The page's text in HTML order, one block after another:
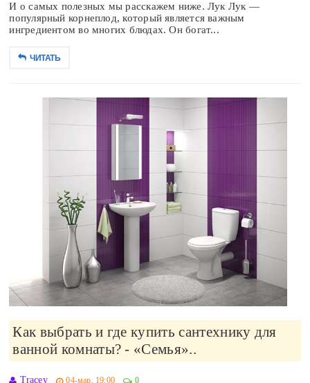
И о самых полезных мы расскажем ниже. Лук Лук —
популярный корнеплод, который является важным
ингредиентом во многих блюдах. Он богат...
ЧИТАТЬ
Как выбрать и где купить сантехнику для
ванной комнаты? - «Семья»..
Tracey 04-мар, 19:00 0